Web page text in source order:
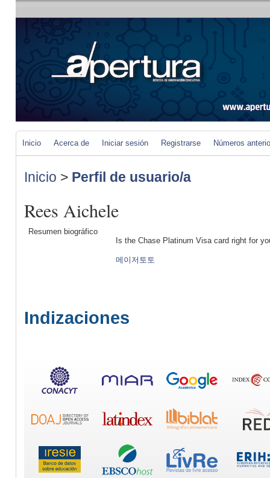
Inicio Acerca de Iniciar sesión Registrarse Números
Inicio > Perfil de usuario/a
Rees Aichele
Resumen biográfico
Is the Chase Platinum Visa card right for
메이저토토
Indizaciones